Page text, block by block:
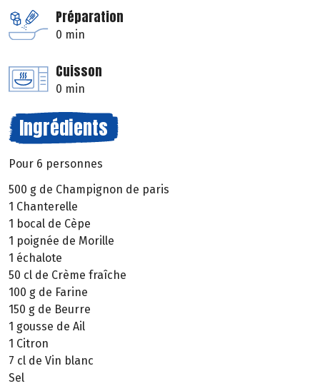
Préparation
0 min
Cuisson
0 min
Ingrédients
Pour 6 personnes
500 g de Champignon de paris
1 Chanterelle
1 bocal de Cèpe
1 poignée de Morille
1 échalote
50 cl de Crème fraîche
100 g de Farine
150 g de Beurre
1 gousse de Ail
1 Citron
7 cl de Vin blanc
Sel